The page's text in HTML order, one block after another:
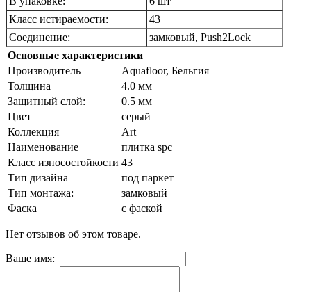
Класс истираемости:
43
Соединение:
замковый, Push2Lock
Основные характеристики
Производитель
Aquafloor, Бельгия
Толщина
4.0 мм
Защитный слой:
0.5 мм
Цвет
серый
Коллекция
Art
Наименование
плитка spc
Класс износостойкости 43
Тип дизайна
под паркет
Тип монтажа:
замковый
Фаска
с фаской
Нет отзывов об этом товаре.
Ваше имя: